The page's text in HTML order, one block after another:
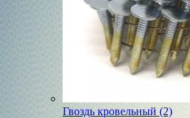
Гвоздь кровельный (2)